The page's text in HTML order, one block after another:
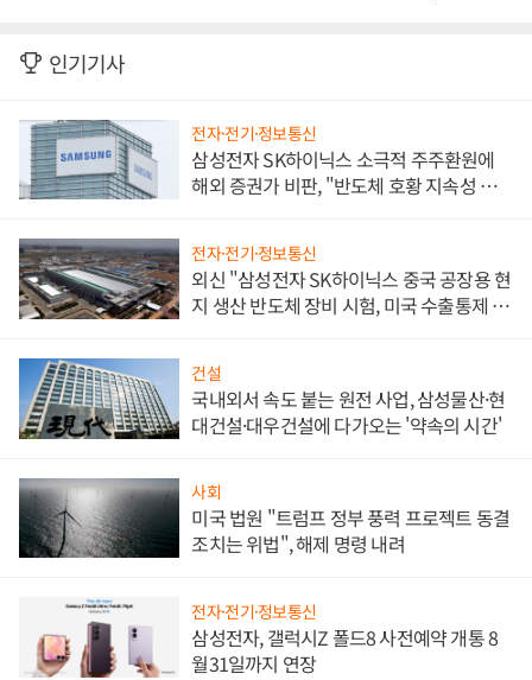
인기기사
전자·전기·정보통신
삼성전자 SK하이닉스 소극적 주주환원에
해외 증권가 비판, "반도체 호황 지속성 의
전자·전기·정보통신
외신 "삼성전자 SK하이닉스 중국 공장용 현
지 생산 반도체 장비 시험, 미국 수출통제 대
건설
국내외서 속도 붙는 원전 사업, 삼성물산·현
대건설·대우건설에 다가오는 '약속의 시간'
사회
미국 법원 "트럼프 정부 풍력 프로젝트 동결
조치는 위법", 해제 명령 내려
전자·전기·정보통신
삼성전자, 갤럭시Z 폴드8 사전예약 개통 8
월31일까지 연장